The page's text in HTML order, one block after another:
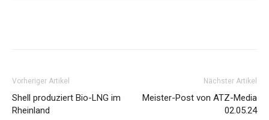
Vorheriger Artikel
Shell produziert Bio-LNG im
Rheinland
Nächster Artikel
Meister-Post von ATZ-Media
02.05.24